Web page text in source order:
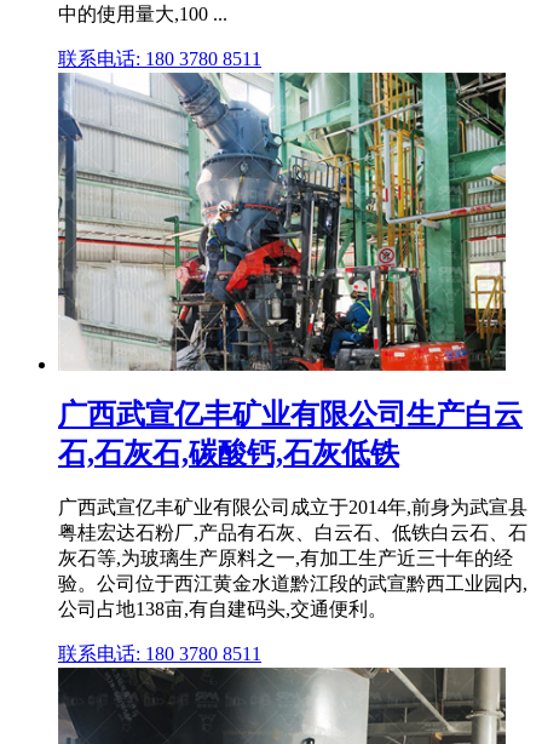
中的使用量大,100 ...
联系电话: 180 3780 8511
广西武宣亿丰矿业有限公司生产白云
石,石灰石,碳酸钙,石灰低铁
广西武宣亿丰矿业有限公司成立于2014年,前身为武宣县
粤桂宏达石粉厂,产品有石灰、白云石、低铁白云石、石
灰石等,为玻璃生产原料之一,有加工生产近三十年的经
验。公司位于西江黄金水道黔江段的武宣黔西工业园内,
公司占地138亩,有自建码头,交通便利。
联系电话: 180 3780 8511